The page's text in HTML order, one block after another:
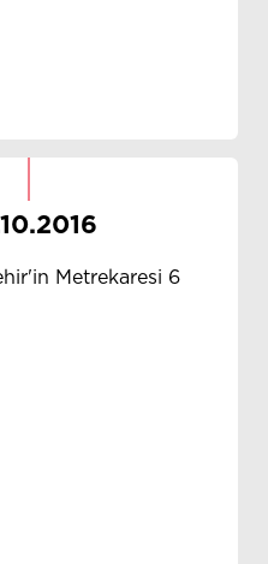
Metrekaresi 6